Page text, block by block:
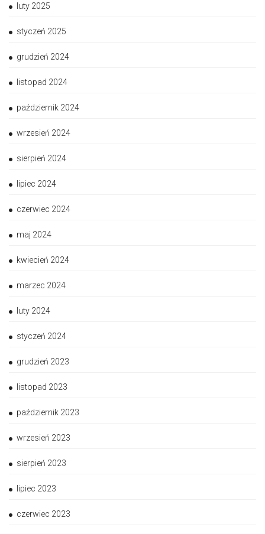
luty 2025
styczeń 2025
grudzień 2024
listopad 2024
październik 2024
wrzesień 2024
sierpień 2024
lipiec 2024
czerwiec 2024
maj 2024
kwiecień 2024
marzec 2024
luty 2024
styczeń 2024
grudzień 2023
listopad 2023
październik 2023
wrzesień 2023
sierpień 2023
lipiec 2023
czerwiec 2023